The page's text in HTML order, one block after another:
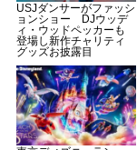
USJダンサーがファッシ
ョンショー DJウッデ
ィ・ウッドペッカーも
登場し新作チャリティ
グッズお披露目